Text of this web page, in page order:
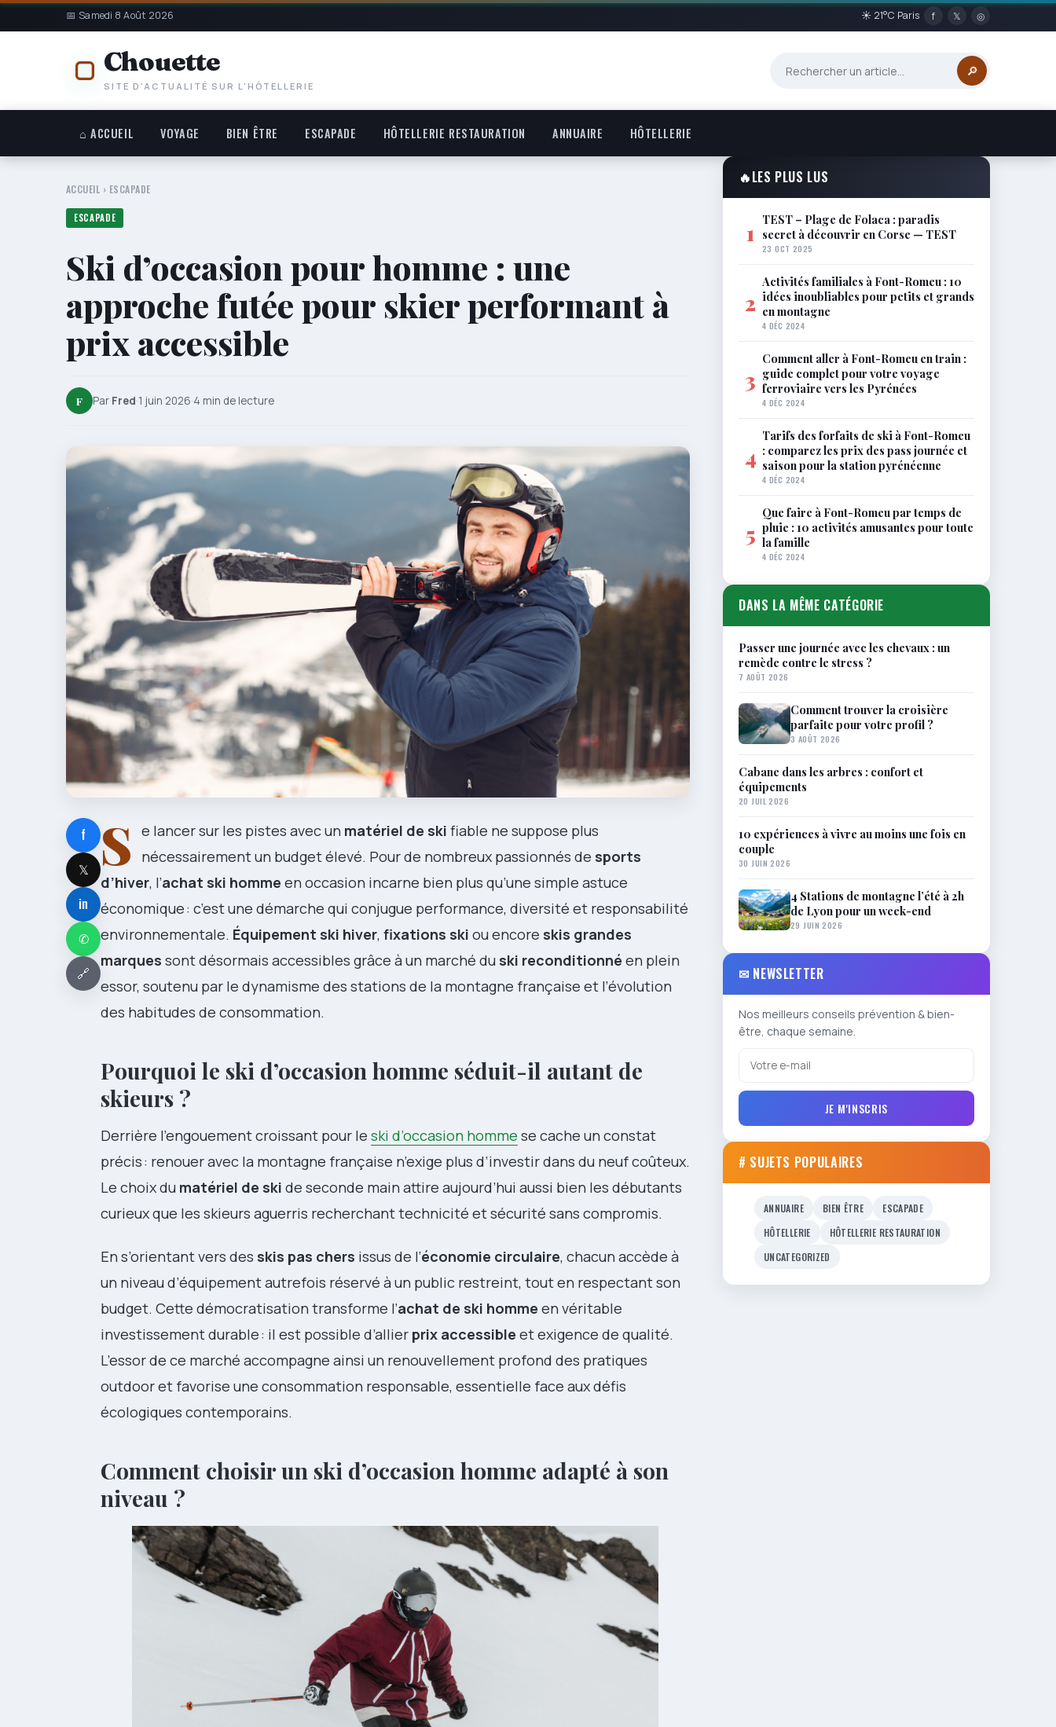
📅 Samedi 8 Août 2026 ☀ 21°C Paris f 𝕏 ◎
Chouette
SITE D'ACTUALITÉ SUR L'HÔTELLERIE
🔎
⌂ ACCUEIL VOYAGE BIEN ÊTRE ESCAPADE HÔTELLERIE RESTAURATION ANNUAIRE HÔTELLERIE
ACCUEIL › ESCAPADE
ESCAPADE
Ski d’occasion pour homme : une
approche futée pour skier performant à
prix accessible
F Par Fred·1 juin 2026·4 min de lecture
f
𝕏
in
✆
🔗
S e lancer sur les pistes avec un matériel de ski fiable ne suppose plus
nécessairement un budget élevé. Pour de nombreux passionnés de sports
d’hiver, l’achat ski homme en occasion incarne bien plus qu’une simple astuce
économique : c’est une démarche qui conjugue performance, diversité et responsabilité
environnementale. Équipement ski hiver, fixations ski ou encore skis grandes
marques sont désormais accessibles grâce à un marché du ski reconditionné en plein
essor, soutenu par le dynamisme des stations de la montagne française et l’évolution
des habitudes de consommation.
Pourquoi le ski d’occasion homme séduit-il autant de
skieurs ?
Derrière l’engouement croissant pour le ski d’occasion homme se cache un constat
précis : renouer avec la montagne française n’exige plus d’investir dans du neuf coûteux.
Le choix du matériel de ski de seconde main attire aujourd’hui aussi bien les débutants
curieux que les skieurs aguerris recherchant technicité et sécurité sans compromis.
En s’orientant vers des skis pas chers issus de l’économie circulaire, chacun accède à
un niveau d’équipement autrefois réservé à un public restreint, tout en respectant son
budget. Cette démocratisation transforme l’achat de ski homme en véritable
investissement durable : il est possible d’allier prix accessible et exigence de qualité.
L’essor de ce marché accompagne ainsi un renouvellement profond des pratiques
outdoor et favorise une consommation responsable, essentielle face aux défis
écologiques contemporains.
Comment choisir un ski d’occasion homme adapté à son
niveau ?
🔥LES PLUS LUS
1 TEST – Plage de Folaca : paradis
secret à découvrir en Corse — TEST
23 OCT 2025
2
Activités familiales à Font-Romeu : 10
idées inoubliables pour petits et grands
en montagne
4 DÉC 2024
3
Comment aller à Font-Romeu en train :
guide complet pour votre voyage
ferroviaire vers les Pyrénées
4 DÉC 2024
4
Tarifs des forfaits de ski à Font-Romeu
: comparez les prix des pass journée et
saison pour la station pyrénéenne
4 DÉC 2024
5
Que faire à Font-Romeu par temps de
pluie : 10 activités amusantes pour toute
la famille
4 DÉC 2024
DANS LA MÊME CATÉGORIE
Passer une journée avec les chevaux : un
remède contre le stress ?
7 AOÛT 2026
Comment trouver la croisière
parfaite pour votre profil ?
3 AOÛT 2026
Cabane dans les arbres : confort et
équipements
20 JUIL 2026
10 expériences à vivre au moins une fois en
couple
30 JUIN 2026
4 Stations de montagne l’été à 2h
de Lyon pour un week-end
29 JUIN 2026
✉ NEWSLETTER
Nos meilleurs conseils prévention & bien-
être, chaque semaine.
JE M'INSCRIS
# SUJETS POPULAIRES
ANNUAIRE BIEN ÊTRE
ESCAPADE
HÔTELLERIE
HÔTELLERIE RESTAURATION
UNCATEGORIZED